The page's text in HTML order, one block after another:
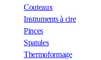
Couteaux
Instruments à cire
Pinces
Spatules
Thermoformage